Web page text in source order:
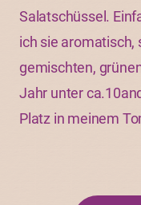
Salatschüssel.
ich sie aromatisch,
gemischten,
Jahr unter
Platz in meinem